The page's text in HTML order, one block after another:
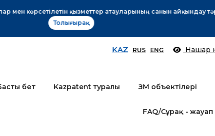
Өтінім берушілер назарына! Толығырақ
KAZ RUS ENG Нашар
бет Kazpatent туралы ЗМ объектілері
FAQ/Сұрақ - жауап